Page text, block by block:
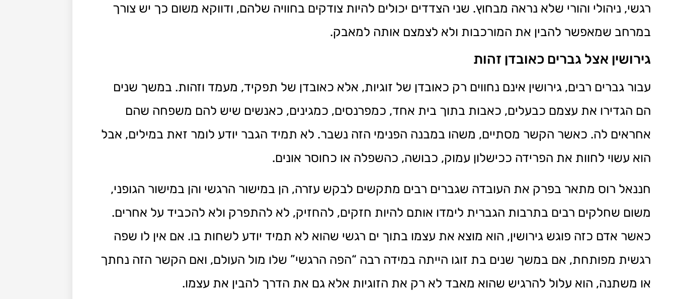
רגשי, ניהולי והורי שלא נראה מבחוץ. שני הצדדים יכולים להיות צודקים בחוויה שלהם, ודווקא משום כך יש צורך
במרחב שמאפשר להבין את המורכבות ולא לצמצם אותה למאבק.
גירושין אצל גברים כאובדן זהות
עבור גברים רבים, גירושין אינם נחווים רק כאובדן של זוגיות, אלא כאובדן של תפקיד, מעמד וזהות. במשך שנים
הם הגדירו את עצמם כבעלים, כאבות בתוך בית אחד, כמפרנסים, כמגינים, כאנשים שיש להם משפחה שהם
אחראים לה. כאשר הקשר מסתיים, משהו במבנה הפנימי הזה נשבר. לא תמיד הגבר יודע לומר זאת במילים, אבל
הוא עשוי לחוות את הפרידה ככישלון עמוק, כבושה, כהשפלה או כחוסר אונים.
חננאל רוס מתאר בפרק את העובדה שגברים רבים מתקשים לבקש עזרה, הן במישור הרגשי והן במישור הגופני,
משום שחלקים רבים בתרבות הגברית לימדו אותם להיות חזקים, להחזיק, לא להתפרק ולא להכביד על אחרים.
כאשר אדם כזה פוגש גירושין, הוא מוצא את עצמו בתוך ים רגשי שהוא לא תמיד יודע לשחות בו. אם אין לו שפה
רגשית מפותחת, אם במשך שנים בת זוגו הייתה במידה רבה “הפה הרגשי” שלו מול העולם, ואם הקשר הזה נחתך
או משתנה, הוא עלול להרגיש שהוא מאבד לא רק את הזוגיות אלא גם את הדרך להבין את עצמו.